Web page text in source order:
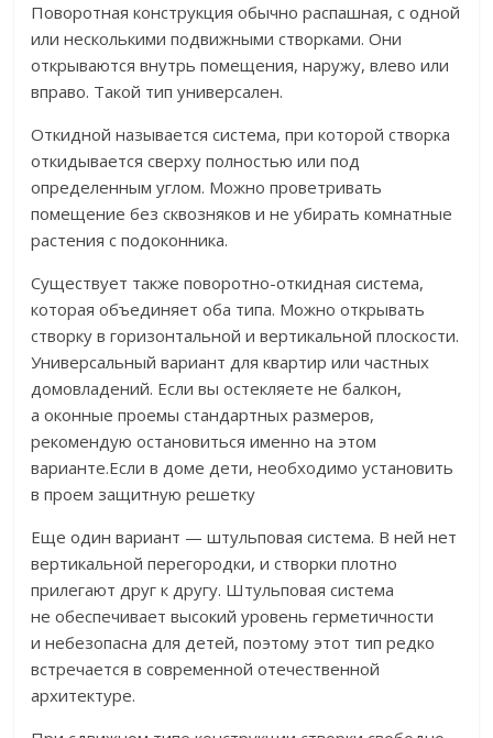
Поворотная конструкция обычно распашная, с одной
или несколькими подвижными створками. Они
открываются внутрь помещения, наружу, влево или
вправо. Такой тип универсален.
Откидной называется система, при которой створка
откидывается сверху полностью или под
определенным углом. Можно проветривать
помещение без сквозняков и не убирать комнатные
растения с подоконника.
Существует также поворотно-откидная система,
которая объединяет оба типа. Можно открывать
створку в горизонтальной и вертикальной плоскости.
Универсальный вариант для квартир или частных
домовладений. Если вы остекляете не балкон,
а оконные проемы стандартных размеров,
рекомендую остановиться именно на этом
варианте.Если в доме дети, необходимо установить
в проем защитную решетку
Еще один вариант — штульповая система. В ней нет
вертикальной перегородки, и створки плотно
прилегают друг к другу. Штульповая система
не обеспечивает высокий уровень герметичности
и небезопасна для детей, поэтому этот тип редко
встречается в современной отечественной
архитектуре.